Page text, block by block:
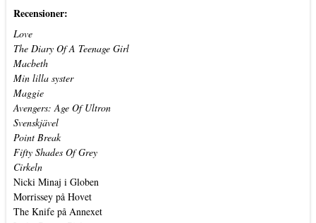
Recensioner:
Love
The Diary Of A Teenage Girl
Macbeth
Min lilla syster
Maggie
Avengers: Age Of Ultron
Svenskjävel
Point Break
Fifty Shades Of Grey
Cirkeln
Nicki Minaj i Globen
Morrissey på Hovet
The Knife på Annexet